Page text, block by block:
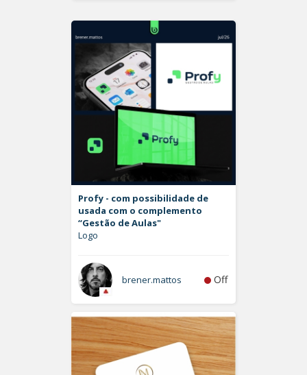
Profy - com possibilidade de
usada com o complemento
“Gestão de Aulas"
Logo
brener.mattos Off